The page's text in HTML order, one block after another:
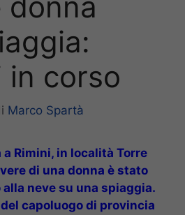
in corso
Marco Spartà
Rimini, in località Torre
di una donna è stato
neve su una spiaggia.
capoluogo di provincia